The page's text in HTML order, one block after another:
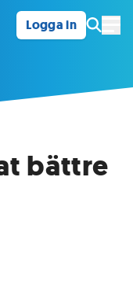
Logga in
bättre